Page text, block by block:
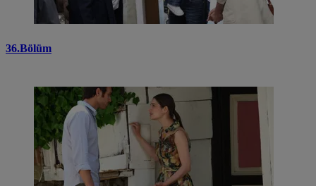
36.Bölüm